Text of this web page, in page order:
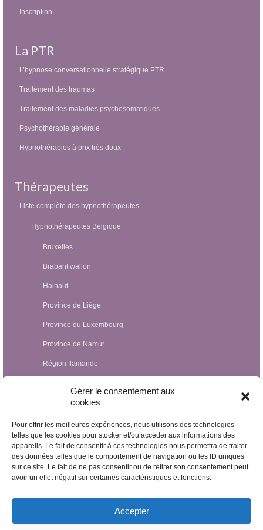
Gérer le consentement aux
cookies
Pour offrir les meilleures expériences, nous utilisons des technologies
telles que les cookies pour stocker et/ou accéder aux informations des
appareils. Le fait de consentir à ces technologies nous permettra de traiter
des données telles que le comportement de navigation ou les ID uniques
sur ce site. Le fait de ne pas consentir ou de retirer son consentement peut
avoir un effet négatif sur certaines caractéristiques et fonctions.
Accepter
Inscription
La PTR
L’hypnose conversationnelle stratégique PTR
Traitement des traumas
Traitement des maladies psychosomatiques
Psychothérapie générale
Hypnothérapies à prix très doux
Thérapeutes
Liste complète des hypnothérapeutes
Hypnothérapeutes Belgique
Bruxelles
Brabant wallon
Hainaut
Province de Liège
Province du Luxembourg
Province de Namur
Région flamande
Hypnothérapeutes Luxembourg
Hypnothérapeutes France
Hypnothérapeutes Suisse
Hypnothérapeutes Pays-Bas
Hypnothérapeutes Espagne
Hypnothérapeutes Egypte